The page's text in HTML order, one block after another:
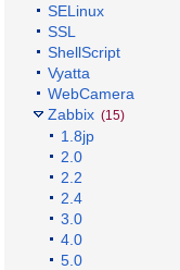
SELinux
SSL
ShellScript
Vyatta
WebCamera
Zabbix (15)
1.8jp
2.0
2.2
2.4
3.0
4.0
5.0